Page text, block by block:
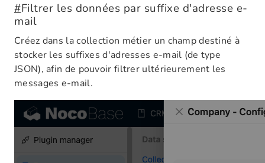
#Filtrer les données par suffixe d'adresse e-
mail
Créez dans la collection métier un champ destiné à
stocker les suffixes d'adresses e-mail (de type
JSON), afin de pouvoir filtrer ultérieurement les
messages e-mail.